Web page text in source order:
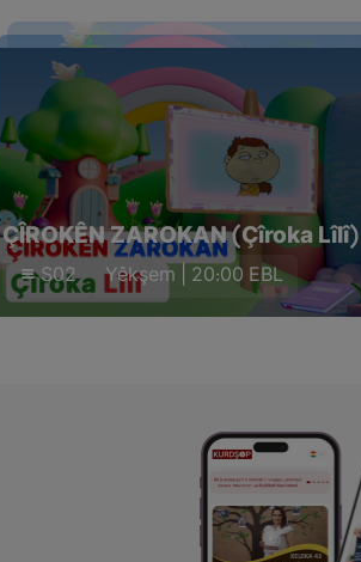
ÇÎROKÊN ZAROKAN (Çîroka Lîlî)
S02 Yêkşem | 20:00 EBL